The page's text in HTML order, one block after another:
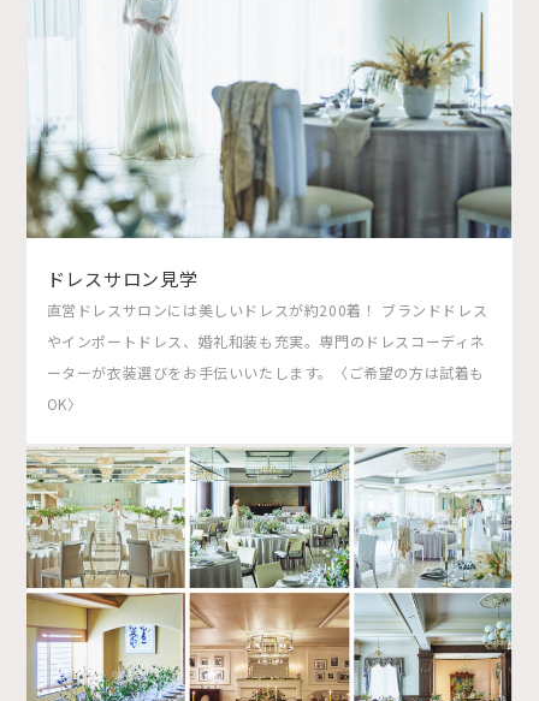
ドレスサロン見学
直営ドレスサロンには美しいドレスが約200着！ ブランドドレス
やインポートドレス、婚礼和装も充実。専門のドレスコーディネ
ーターが衣装選びをお手伝いいたします。〈ご希望の方は試着も
OK〉